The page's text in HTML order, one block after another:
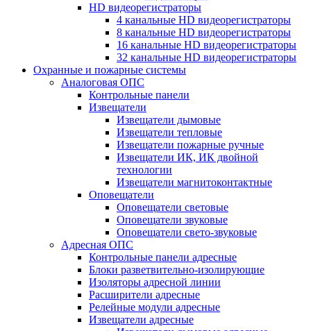
HD видеорегистраторы
4 канальные HD видеорегистраторы
8 канальные HD видеорегистраторы
16 канальные HD видеорегистраторы
32 канальные HD видеорегистраторы
Охранные и пожарные системы
Аналоговая ОПС
Контрольные панели
Извещатели
Извещатели дымовые
Извещатели тепловые
Извещатели пожарные ручные
Извещатели ИК, ИК двойной
технологии
Извещатели магнитоконтактные
Оповещатели
Оповещатели световые
Оповещатели звуковые
Оповещатели свето-звуковые
Адресная ОПС
Контрольные панели адресные
Блоки разветвительно-изолирующие
Изоляторы адресной линии
Расширители адресные
Релейные модули адресные
Извещатели адресные